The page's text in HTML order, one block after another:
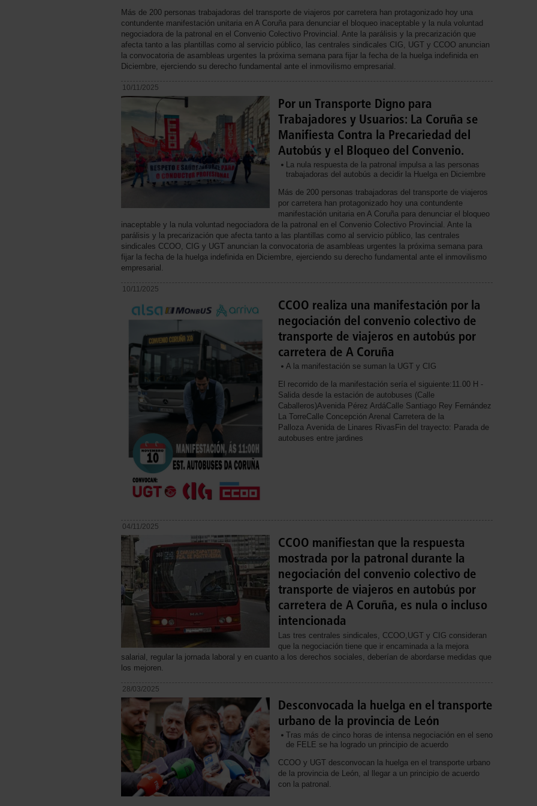
Más de 200 personas trabajadoras del transporte de viajeros por carretera han protagonizado hoy una
contundente manifestación unitaria en A Coruña para denunciar el bloqueo inaceptable y la nula voluntad
negociadora de la patronal en el Convenio Colectivo Provincial. Ante la parálisis y la precarización que
afecta tanto a las plantillas como al servicio público, las centrales sindicales CIG, UGT y CCOO anuncian
la convocatoria de asambleas urgentes la próxima semana para fijar la fecha de la huelga indefinida en
Diciembre, ejerciendo su derecho fundamental ante el inmovilismo empresarial.
10/11/2025
Por un Transporte Digno para
Trabajadores y Usuarios: La Coruña se
Manifiesta Contra la Precariedad del
Autobús y el Bloqueo del Convenio.
La nula respuesta de la patronal impulsa a las personas
trabajadoras del autobús a decidir la Huelga en Diciembre
Más de 200 personas trabajadoras del transporte de viajeros
por carretera han protagonizado hoy una contundente
manifestación unitaria en A Coruña para denunciar el bloqueo
inaceptable y la nula voluntad negociadora de la patronal en el Convenio Colectivo Provincial. Ante la
parálisis y la precarización que afecta tanto a las plantillas como al servicio público, las centrales
sindicales CCOO, CIG y UGT anuncian la convocatoria de asambleas urgentes la próxima semana para
fijar la fecha de la huelga indefinida en Diciembre, ejerciendo su derecho fundamental ante el inmovilismo
empresarial.
10/11/2025
CCOO realiza una manifestación por la
negociación del convenio colectivo de
transporte de viajeros en autobús por
carretera de A Coruña
A la manifestación se suman la UGT y CIG
El recorrido de la manifestación sería el siguiente:11.00 H -
Salida desde la estación de autobuses (Calle
Caballeros)Avenida Pérez ArdáCalle Santiago Rey Fernández
La TorreCalle Concepción Arenal Carretera de la
Palloza Avenida de Linares RivasFin del trayecto: Parada de
autobuses entre jardines
04/11/2025
CCOO manifiestan que la respuesta
mostrada por la patronal durante la
negociación del convenio colectivo de
transporte de viajeros en autobús por
carretera de A Coruña, es nula o incluso
intencionada
Las tres centrales sindicales, CCOO,UGT y CIG consideran
que la negociación tiene que ir encaminada a la mejora
salarial, regular la jornada laboral y en cuanto a los derechos sociales, deberían de abordarse medidas que
los mejoren.
28/03/2025
Desconvocada la huelga en el transporte
urbano de la provincia de León
Tras más de cinco horas de intensa negociación en el seno
de FELE se ha logrado un principio de acuerdo
CCOO y UGT desconvocan la huelga en el transporte urbano
de la provincia de León, al llegar a un principio de acuerdo
con la patronal.